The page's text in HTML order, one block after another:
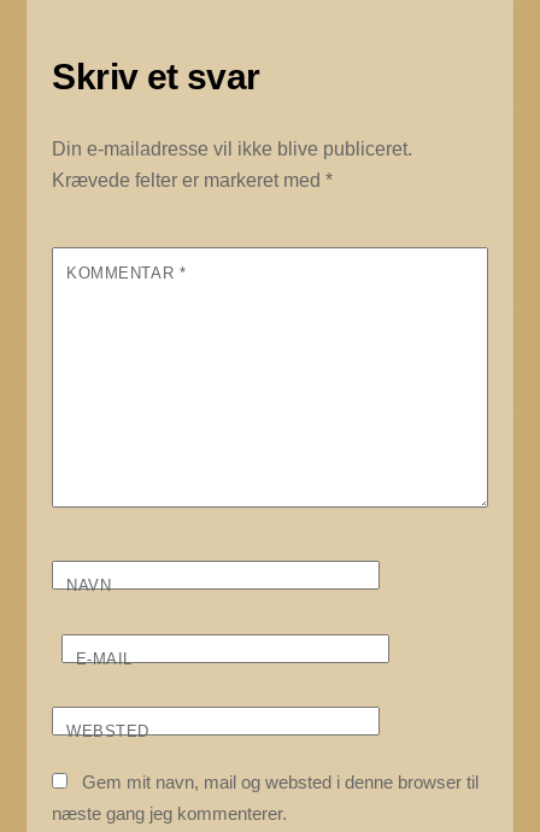
Skriv et svar
Din e-mailadresse vil ikke blive publiceret.
Krævede felter er markeret med*
KOMMENTAR *
NAVN
E-MAIL
WEBSTED
Gem mit navn, mail og websted i denne browser til
næste gang jeg kommenterer.